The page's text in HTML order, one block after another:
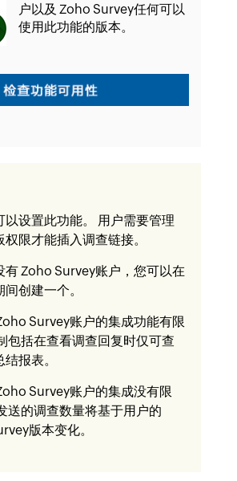
户以及 Zoho Survey任何可以
使用此功能的版本。
以设置此功能。 用户需要管理
权限才能插入调查链接。
有 Zoho Survey账户，您可以在
创建一个。
Survey账户的集成功能有限
包括在查看调查回复时仅可查
报表。
Survey账户的集成没有限
送的调查数量将基于用户的
版本变化。